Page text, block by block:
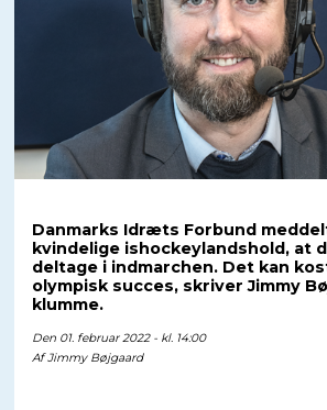
Danmarks Idræts Forbund
kvindelige ishockeylandshold, at
deltage i indmarchen. Det kan
olympisk succes, skriver Jimmy
klumme.
Den 01. februar 2022 - kl. 14:00
AfJimmy Bøjgaard